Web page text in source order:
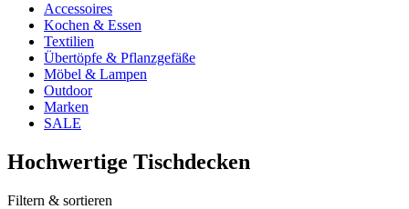
Accessoires
Kochen & Essen
Textilien
Übertöpfe & Pflanzgefäße
Möbel & Lampen
Outdoor
Marken
SALE
Hochwertige Tischdecken
Filtern & sortieren